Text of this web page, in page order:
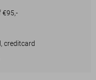
€95,-
creditcard